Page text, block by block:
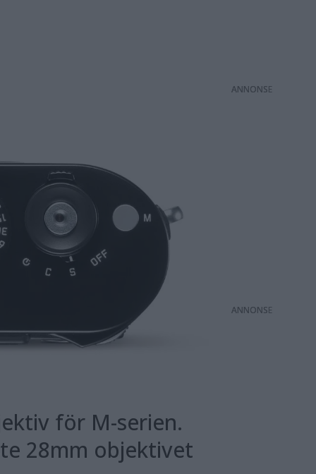
för M-serien.
28mm objektivet
ANNONS
ANNONS